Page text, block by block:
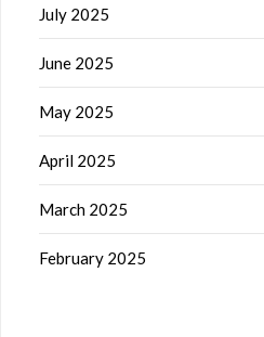
July 2025
June 2025
May 2025
April 2025
March 2025
February 2025